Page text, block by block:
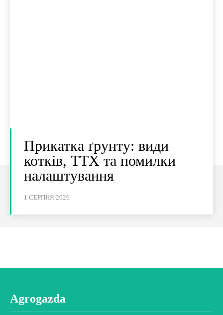
Прикатка ґрунту: види
котків, ТТХ та помилки
налаштування
1 СЕРПНЯ 2026
Agrogazda